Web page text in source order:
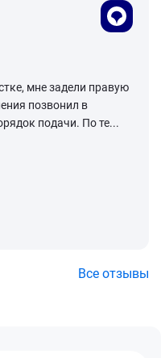
мне задели правую
позвонил в
подачи. По те...
Все отзывы